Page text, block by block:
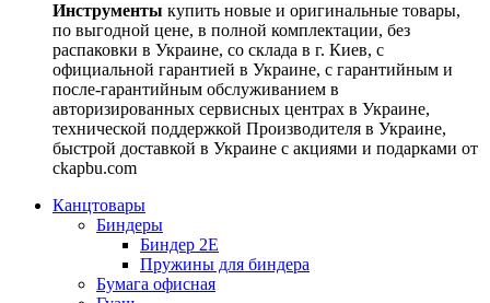
Инструменты купить новые и оригинальные товары,
по выгодной цене, в полной комплектации, без
распаковки в Украине, со склада в г. Киев, с
официальной гарантией в Украине, с гарантийным и
после-гарантийным обслуживанием в
авторизированных сервисных центрах в Украине,
технической поддержкой Производителя в Украине,
быстрой доставкой в Украине с акциями и подарками от
ckapbu.com
Канцтовары
Биндеры
Биндер 2E
Пружины для биндера
Бумага офисная